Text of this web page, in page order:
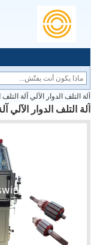
آلة التلف الدوار الآلي آلة
آلة التلف الدوار الآلي